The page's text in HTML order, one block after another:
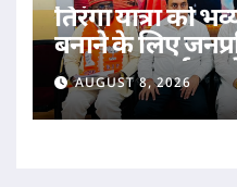
तिरंगा यात्रा को
बनाने के लिए
महानगर
AUGUST 8, 2026